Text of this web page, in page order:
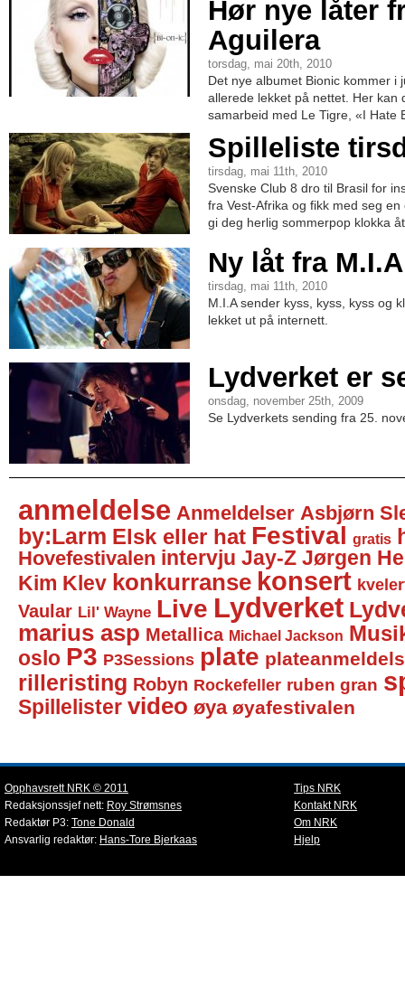
Hør nye låter
Aguilera
torsdag, mai 20th, 2010
Det nye albumet Bionic kommer i
allerede lekket på nettet. Her kan
samarbeid med Le Tigre, «I Hate
Spilleliste
tirsdag, mai 11th, 2010
Svenske Club 8 dro til Brasil for
fra Vest-Afrika og fikk med seg
gi deg herlig sommerpop klokka
Ny låt fra M.I.A
tirsdag, mai 11th, 2010
M.I.A sender kyss, kyss, kyss og
lekket ut på internett.
Lydverket er
onsdag, november 25th, 2009
Se Lydverkets sending fra 25.
anmeldelse Anmeldelser Asbjørn
by:Larm Elsk eller hat Festival gratis
Hovefestivalen intervju Jay-Z Jørgen
Kim Klev konkurranse konsert
Vaular Lil' Wayne Live Lydverket
marius asp Metallica Michael Jackson
oslo P3 P3Sessions plate
rilleristing Robyn Rockefeller ruben gran
Spillelister video øya øyafestivalen
Opphavsrett NRK © 2011
Redaksjonssjef nett: Roy Strømsnes
Redaktør P3: Tone Donald
Ansvarlig redaktør: Hans-Tore Bjerkaas
Tips NRK
Kontakt NRK
Om NRK
Hjelp